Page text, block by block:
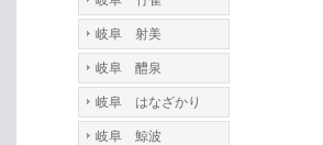
岐阜 射美
岐阜 醴泉
岐阜 はなざかり
岐阜 鯨波